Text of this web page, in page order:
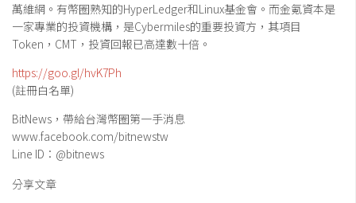
萬維網。有幣圈熟知的HyperLedger和Linux基金會。而金氪資本是
一家專業的投資機構，是Cybermiles的重要投資方，其項目
Token，CMT，投資回報已高達數十倍。
https://goo.gl/hvK7Ph
(註冊白名單)
BitNews，帶給台灣幣圈第一手消息
www.facebook.com/bitnewstw
Line ID：@bitnews
分享文章